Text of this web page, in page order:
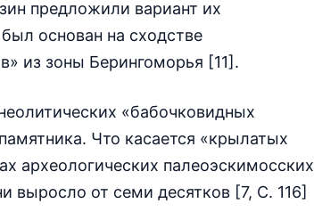
предложили вариант их
основан на сходстве
из зоны Берингоморья [11].
«бабочковидных
Что касается «крылатых
археологических палеоэскимосских
выросло от семи десятков [7, С. 116]